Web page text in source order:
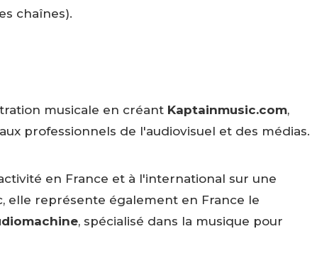
chaînes).
musicale en créant Kaptainmusic.com,
professionnels de l'audiovisuel et des médias.
en France et à l'international sur une
elle représente également en France le
, spécialisé dans la musique pour